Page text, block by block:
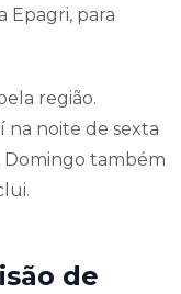
Epagri, para
região.
na noite de sexta
Domingo também
de